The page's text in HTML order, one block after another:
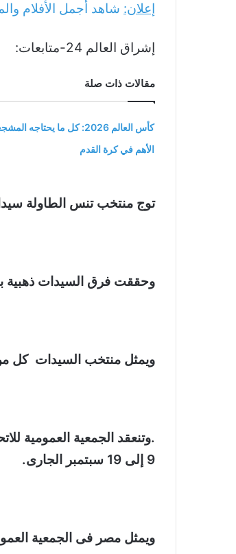
إعلان: شاهد أجمل الأفلام
إشراق العالم 24-متابعات:
مقالات ذات صلة
كأس العالم 2026: كل ما
الأهم في كرة القدم
توج منتخب تنس الطاولة سيدات، بلقب بطولة
وحققت فرق السيدات ذهبية بطولة افريقيا في تونس على
ويمثل منتخب السيدات كل
.وتنعقد الجمعية العمومية
9 إلى 19 سبتمبر الجارى.
ويمثل مصر فى الجمعية